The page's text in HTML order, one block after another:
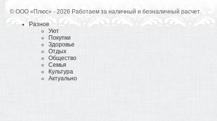
© ООО «Плюс» - 2026 Работаем за наличный и безналичный расчет.
Разное
Уют
Покупки
Здоровье
Отдых
Общество
Семья
Культура
Актуально